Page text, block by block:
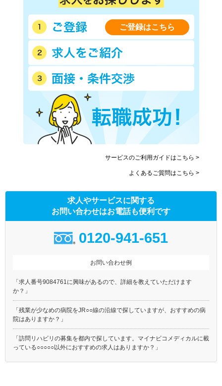
ご登録はこちら
サービスのご利用ガイドはこちら >
よくあるご質問はこちら >
求人やサービスに関する
お問い合わせはお電話も便利です
0120-941-651
お問い合わせ例
「求人番号9084761に興味があるので、詳細を教えていただけます
か？」
「残業が少なめの病院をJR○○線の沿線で探していますが、おすすめの病
院はありますか？」
「訪問リハビリの募集を都内で探しています。マイナビコメディカルに載
っている○○○○○以外におすすめの求人はありますか？」